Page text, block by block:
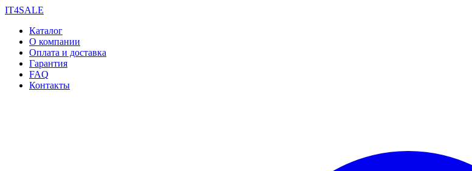
IT4SALE
Каталог
О компании
Оплата и доставка
Гарантия
FAQ
Контакты